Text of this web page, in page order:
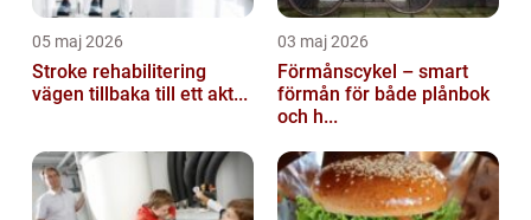
05 maj 2026
Stroke rehabilitering
vägen tillbaka till ett akt...
03 maj 2026
Förmånscykel – smart
förmån för både plånbok
och h...